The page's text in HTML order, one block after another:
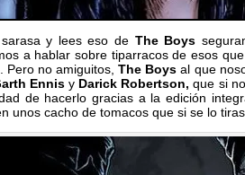
y lees eso de The Boys
a hablar sobre tiparracos de esos
Pero no amiguitos,The Boys al que
Ennis y Darick Robertson,que si
de hacerlo gracias a la edición
unos cacho de tomacos que si se lo